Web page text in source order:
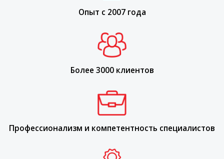
Опыт с 2007 года
Более 3000 клиентов
Профессионализм и компетентность специалистов